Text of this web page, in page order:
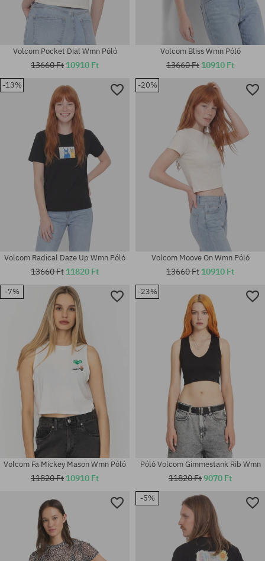
Elérhető méretek:
Elérhető méretek:
Elérhető méretek:
XS; M; L; XL
Volcom Pocket Dial Wmn Póló
13660 Ft 10910 Ft
Elérhető méretek:
XS; S; M; L; XL
Volcom Bliss Wmn Póló
13660 Ft 10910 Ft
-13%
Elérhető méretek:
Volcom Radical Daze Up Wmn Póló
13660 Ft 11820 Ft
-20%
Elérhető méretek:
XS; S; M; L; XL
Volcom Moove On Wmn Póló
13660 Ft 10910 Ft
-7%
Volcom Fa Mickey Mason Wmn Póló
11820 Ft 10910 Ft
-23%
Póló Volcom Gimmestank Rib Wmn
11820 Ft9070 Ft
-5%